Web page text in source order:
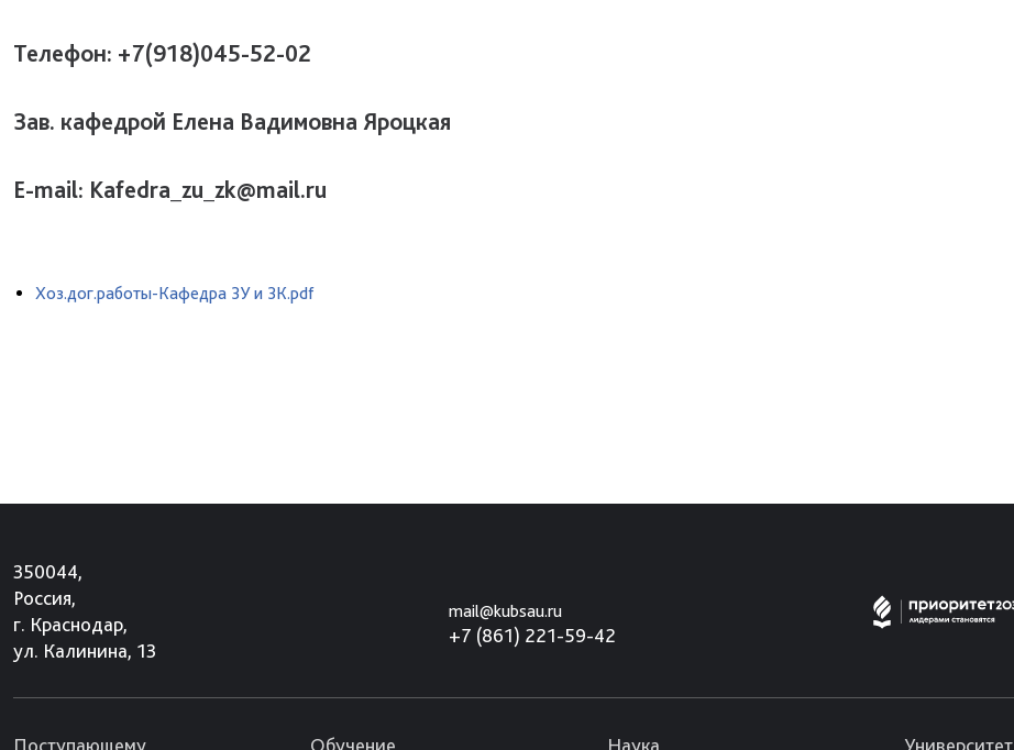
Телефон: +7(918)045-52-02
Зав. кафедрой Елена Вадимовна Яроцкая
E-mail: Kafedra_zu_zk@mail.ru
Хоз.дог.работы-Кафедра ЗУ и ЗК.pdf
350044,
Россия,
г. Краснодар,
ул. Калинина, 13
mail@kubsau.ru
+7 (861) 221-59-42
Поступающему Обучение Наука Университет